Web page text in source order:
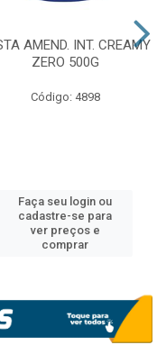
AMEND. INT. CREAMY
ZERO 500G
Código: 4898
Faça seu login ou
cadastre-se para
ver preços e
comprar